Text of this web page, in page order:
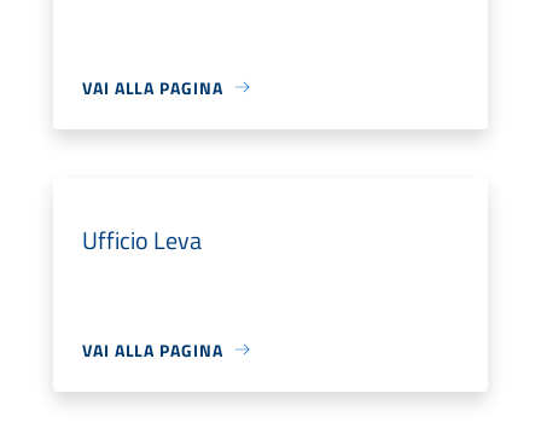
VAI ALLA PAGINA
Ufficio Leva
VAI ALLA PAGINA